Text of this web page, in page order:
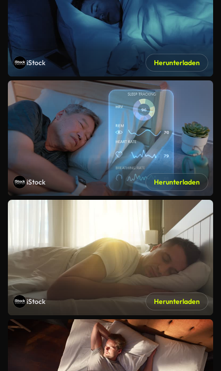
iStock Herunterladen
iStock Herunterladen
iStock Herunterladen